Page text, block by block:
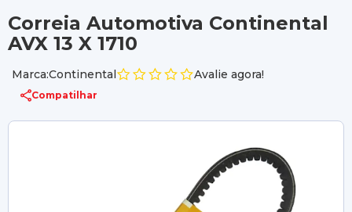
Correia Automotiva Continental
AVX 13 X 1710
Marca:Continental Avalie agora!
Compatilhar